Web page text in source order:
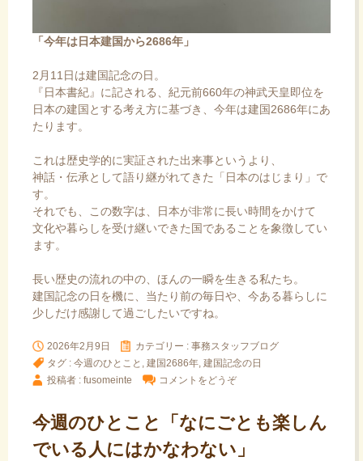
「今年は日本建国から2686年」
2月11日は建国記念の日。
『日本書紀』に記される、紀元前660年の神武天皇即位を
日本の建国とする考え方に基づき、今年は建国2686年にあ
たります。
これは歴史学的に実証された出来事というより、
神話・伝承として語り継がれてきた「日本のはじまり」で
す。
それでも、この数字は、日本が非常に長い時間をかけて
文化や暮らしを受け継いできた国であることを象徴してい
ます。
長い歴史の流れの中の、ほんの一瞬を生きる私たち。
建国記念の日を機に、当たり前の毎日や、今ある暮らしに
少しだけ感謝して過ごしたいですね。
2026年2月9日 カテゴリー : 事務スタッフブログ
タグ : 今週のひとこと , 建国2686年, 建国記念の日
投稿者 : fusomeinte
コメントをどうぞ
今週のひとこと「なにごとも楽しん
でいる人にはかなわない」